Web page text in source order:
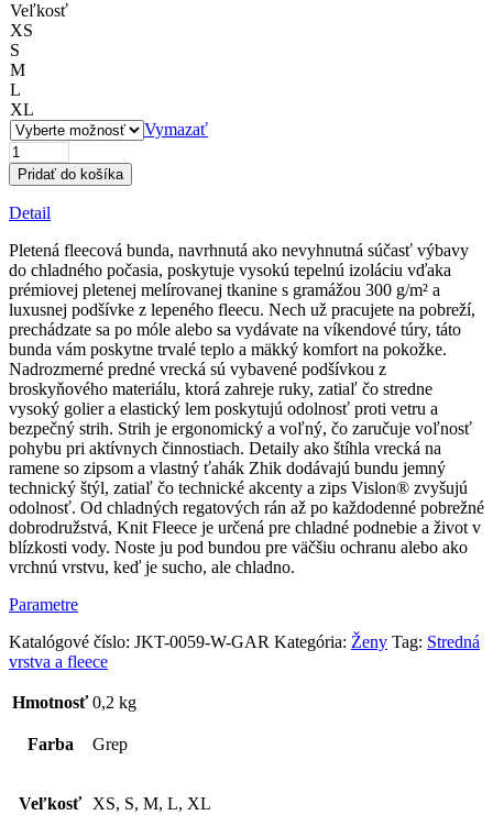
Veľkosť
XS
S
M
L
XL
Vymazať
množstvo
Dámska
pletená
fleecová
–
grafitová
melírovaná
Pridať do košíka
Detail
Pletená fleecová bunda, navrhnutá ako nevyhnutná súčasť výbavy
do chladného počasia, poskytuje vysokú tepelnú izoláciu vďaka
prémiovej pletenej melírovanej tkanine s gramážou 300 g/m² a
luxusnej podšívke z lepeného fleecu. Nech už pracujete na pobreží,
prechádzate sa po móle alebo sa vydávate na víkendové túry, táto
bunda vám poskytne trvalé teplo a mäkký komfort na pokožke.
Nadrozmerné predné vrecká sú vybavené podšívkou z
broskyňového materiálu, ktorá zahreje ruky, zatiaľ čo stredne
vysoký golier a elastický lem poskytujú odolnosť proti vetru a
bezpečný strih. Strih je ergonomický a voľný, čo zaručuje voľnosť
pohybu pri aktívnych činnostiach. Detaily ako štíhla vrecká na
ramene so zipsom a vlastný ťahák Zhik dodávajú bundu jemný
technický štýl, zatiaľ čo technické akcenty a zips Vislon® zvyšujú
odolnosť. Od chladných regatových rán až po každodenné pobrežné
dobrodružstvá, Knit Fleece je určená pre chladné podnebie a život v
blízkosti vody. Noste ju pod bundou pre väčšiu ochranu alebo ako
vrchnú vrstvu, keď je sucho, ale chladno.
Parametre
Katalógové číslo: JKT-0059-W-GAR Kategória: Ženy Tag: Stredná
vrstva a fleece
Hmotnosť 0,2 kg
Farba Grep
Veľkosť XS, S, M, L, XL